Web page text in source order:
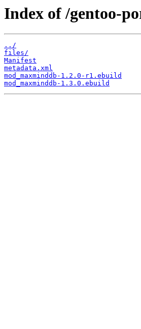
Index of /gentoo-
../
files/
Manifest
metadata.xml
mod_maxminddb-1.2.0-r1.ebuild
mod_maxminddb-1.3.0.ebuild